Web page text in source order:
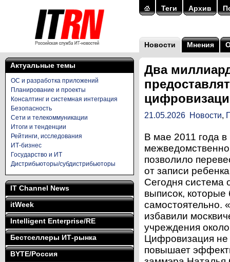
Теги Архив
Новости Мнения
Актуальные темы
ОС и разработка приложений
Планирование и проекты
Консалтинг и системная интеграция
Безопасность
Сети и телекоммуникации
Итоги и тенденции
Рейтинги, исследования
ИТ-бизнес
Государство и ИТ
Дистрибьюторы/субдистрибьюторы
IT Channel News
itWeek
Intelligent Enterprise/RE
Бестселлеры ИТ-рынка
BYTE/Россия
Два
21.05.2026 Новости,
В мае 2011 года в
позволило
от записи
Сегодня система
выписок,
самостоятельно.
избавили
учреждения
Цифровизация не
повышает